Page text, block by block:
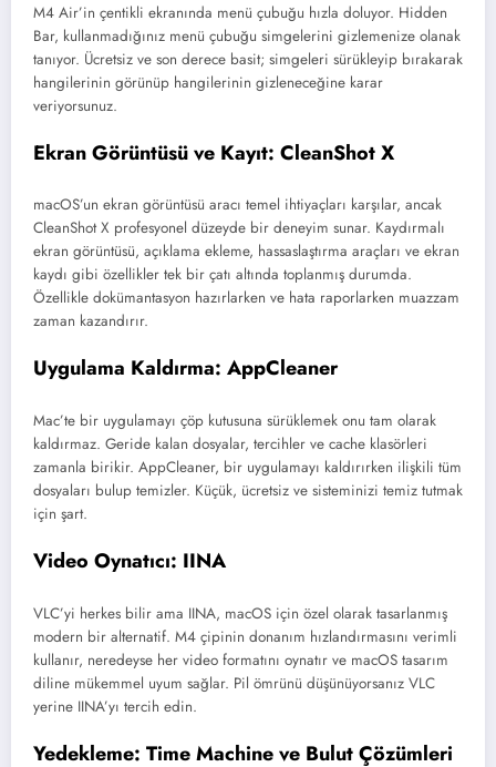
M4 Air’in çentikli ekranında menü çubuğu hızla doluyor. Hidden
Bar, kullanmadığınız menü çubuğu simgelerini gizlemenize olanak
tanıyor. Ücretsiz ve son derece basit; simgeleri sürükleyip bırakarak
hangilerinin görünüp hangilerinin gizleneceğine karar
veriyorsunuz.
Ekran Görüntüsü ve Kayıt: CleanShot X
macOS’un ekran görüntüsü aracı temel ihtiyaçları karşılar, ancak
CleanShot X profesyonel düzeyde bir deneyim sunar. Kaydırmalı
ekran görüntüsü, açıklama ekleme, hassaslaştırma araçları ve ekran
kaydı gibi özellikler tek bir çatı altında toplanmış durumda.
Özellikle dokümantasyon hazırlarken ve hata raporlarken muazzam
zaman kazandırır.
Uygulama Kaldırma: AppCleaner
Mac’te bir uygulamayı çöp kutusuna sürüklemek onu tam olarak
kaldırmaz. Geride kalan dosyalar, tercihler ve cache klasörleri
zamanla birikir. AppCleaner, bir uygulamayı kaldırırken ilişkili tüm
dosyaları bulup temizler. Küçük, ücretsiz ve sisteminizi temiz tutmak
için şart.
Video Oynatıcı: IINA
VLC’yi herkes bilir ama IINA, macOS için özel olarak tasarlanmış
modern bir alternatif. M4 çipinin donanım hızlandırmasını verimli
kullanır, neredeyse her video formatını oynatır ve macOS tasarım
diline mükemmel uyum sağlar. Pil ömrünü düşünüyorsanız VLC
yerine IINA’yı tercih edin.
Yedekleme: Time Machine ve Bulut Çözümleri